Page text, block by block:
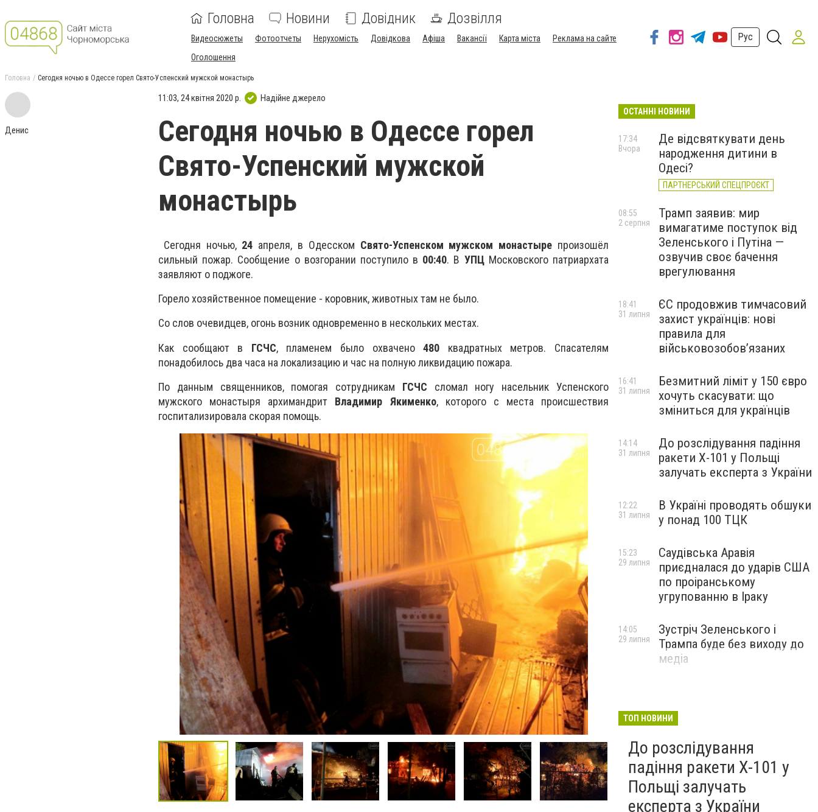
Головна Новини Довідник Дозвілля
Видеосюжеты Фотоотчеты Нерухомість Довідкова Афіша Вакансії Карта міста
Реклама на сайте
Оголошення
Рус
Головна Сегодня ночью в Одессе горел Свято-Успенский мужской монастырь
Денис
11:03, 24 квітня 2020 р. Надійне джерело
Сегодня ночью в Одессе горел
Свято-Успенский мужской
монастырь
Сегодня ночью, 24 апреля, в Одесском Свято-Успенском мужском монастыре произошёл
сильный пожар. Сообщение о возгорании поступило в 00:40. В УПЦМосковского патриархата
заявляют о поджоге.
Горело хозяйственное помещение - коровник, животных там не было.
Со слов очевидцев, огонь возник одновременно в нескольких местах.
Как сообщают в ГСЧС, пламенем было охвачено480 квадратных метров. Спасателям
понадобилось два часа на локализацию и час на полную ликвидацию пожара.
По данным священников, помогая сотрудникам ГСЧС сломал ногу насельник Успенского
мужского монастыря архимандрит Владимир Якименко, которого с места происшествия
госпитализировала скорая помощь.
ОСТАННІ НОВИНИ
Де відсвяткувати день
народження дитини в
Одесі?
ПАРТНЕРСЬКИЙ СПЕЦПРОЄКТ
17:34
Вчора
Трамп заявив: мир
вимагатиме поступок від
Зеленського і Путіна —
озвучив своє бачення
врегулювання
08:55
2 серпня
ЄС продовжив тимчасовий
захист українців: нові
правила для
військовозобов’язаних
18:41
31 липня
Безмитний ліміт у 150 євро
хочуть скасувати: що
зміниться для українців
16:41
31 липня
До розслідування падіння
ракети Х-101 у Польщі
залучать експерта з України
14:14
31 липня
В Україні проводять обшуки
у понад 100 ТЦК
12:22
31 липня
Саудівська Аравія
приєдналася до ударів США
по проіранському
угрупованню в Іраку
15:23
29 липня
Зустріч Зеленського і
Трампа буде без виходу до
медіа
14:05
29 липня
ТОП НОВИНИ
До розслідування
падіння ракети Х-101 у
Польщі залучать
експерта з України